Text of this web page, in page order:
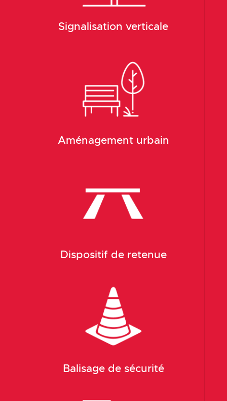
Signalisation verticale
Aménagement urbain
Dispositif de retenue
Balisage de sécurité